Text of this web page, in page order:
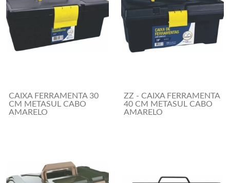
CAIXA FERRAMENTA 30
CM METASUL CABO
AMARELO
ZZ - CAIXA FERRAMENTA
40 CM METASUL CABO
AMARELO